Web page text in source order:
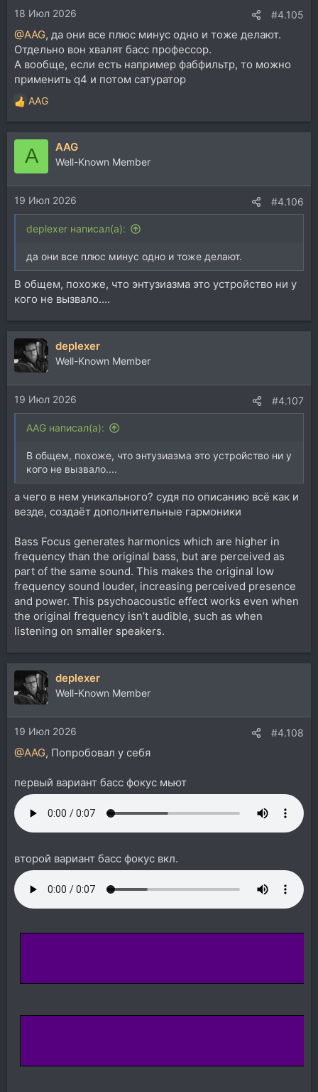
18 Июл 2026 #4.105
@AAG, да они все плюс минус одно и тоже делают.
Отдельно вон хвалят басс профессор.
А вообще, если есть например фабфильтр, то можно
применить q4 и потом сатуратор
Р
е
а
и
и
:
AAG
A AAG
Well-Known Member
19 Июл 2026 #4.106
deplexer написал(а):
да они все плюс минус одно и тоже делают.
В общем, похоже, что энтузиазма это устройство ни у
кого не вызвало....
deplexer
Well-Known Member
19 Июл 2026 #4.107
AAG написал(а):
В общем, похоже, что энтузиазма это устройство ни у
кого не вызвало....
а чего в нем уникального? судя по описанию всё как и
везде, создаёт дополнительные гармоники
Bass Focus generates harmonics which are higher in
frequency than the original bass, but are perceived as
part of the same sound. This makes the original low
frequency sound louder, increasing perceived presence
and power. This psychoacoustic effect works even when
the original frequency isn’t audible, such as when
listening on smaller speakers.
deplexer
Well-Known Member
19 Июл 2026 #4.108
@AAG, Попробовал у себя
первый вариант басс фокус мьют
второй вариант басс фокус вкл.